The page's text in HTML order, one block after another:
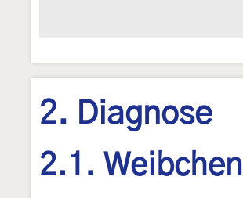
2. Diagnose
2.1. Weibchen